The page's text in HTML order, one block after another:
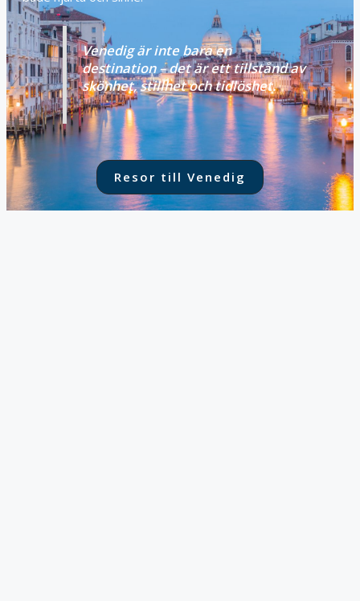
Venedigärinte baraen
destination –detäretttillståndav
skönhet,stillhetochtidlöshet.
Resor till Venedig